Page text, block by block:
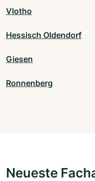
Vlotho
Hessisch Oldendorf
Giesen
Ronnenberg
Neueste